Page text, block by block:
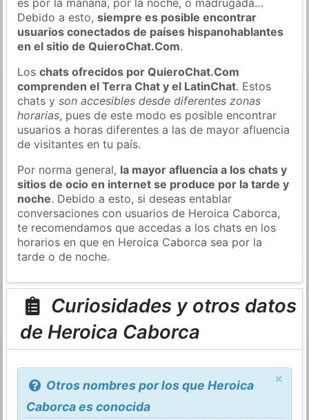
Debido a esto,siempre es posible encontrar
usuarios conectados de países hispanohablantes
en el sitio de QuieroChat.Com.
Loschats ofrecidos por QuieroChat.Com
comprenden el Terra Chat y el LatinChat. Estos
chats yson accesibles desde diferentes zonas
horarias, pues de este modo es posible encontrar
usuarios a horas diferentes a las de mayor afluencia
de visitantes en tu país.
Por norma general, la mayor afluencia a los chats y
sitios de ocio en internet se produce por la tarde y
noche. Debido a esto, si deseas entablar
conversaciones con usuarios de Heroica Caborca,
te recomendamos que accedas a los chats en los
horarios en que en Heroica Caborca sea por la
tarde o de noche.
Curiosidades y otros datos
de Heroica Caborca
×
Otros nombres por los que Heroica
Caborca es conocida